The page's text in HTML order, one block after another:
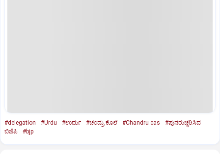
#delegation #Urdu #ಉರ್ದು #ಚಂದ್ರು ಕೊಲೆ #Chandru cas
#ಪುನರುಚ್ಚರಿಸಿದ
ಬಿಜೆಪಿ
#bjp